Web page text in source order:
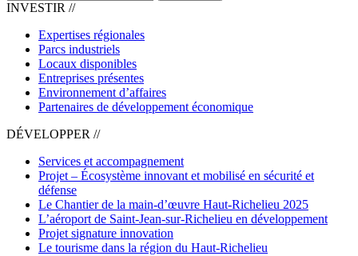
INVESTIR //
Expertises régionales
Parcs industriels
Locaux disponibles
Entreprises présentes
Environnement d’affaires
Partenaires de développement économique
DÉVELOPPER //
Services et accompagnement
Projet – Écosystème innovant et mobilisé en sécurité et
défense
Le Chantier de la main-d’œuvre Haut-Richelieu 2025
L’aéroport de Saint-Jean-sur-Richelieu en développement
Projet signature innovation
Le tourisme dans la région du Haut-Richelieu